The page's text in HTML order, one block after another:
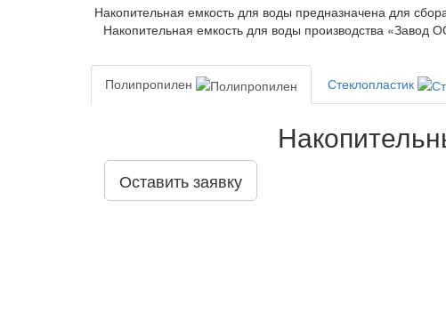
Накопительная емкость для воды предназначена для
Накопительная емкость для воды производства «Завод
Полипропилен Стеклопластик
Оставить заявку